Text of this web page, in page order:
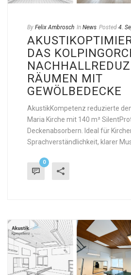
By Felix Ambrosch In News Posted 4.
DAS
RÄUMEN MIT
GEWÖLBEDECKE
AkustikKompetenz reduzierte
Maria Kirche mit 140 m²
Deckenabsorbern. Ideal für
Sprachverständlichkeit, klarer
0